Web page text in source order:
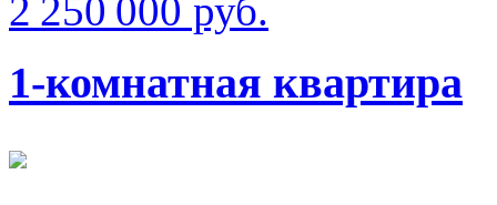
2 250 000 руб.
1-комнатная квартира